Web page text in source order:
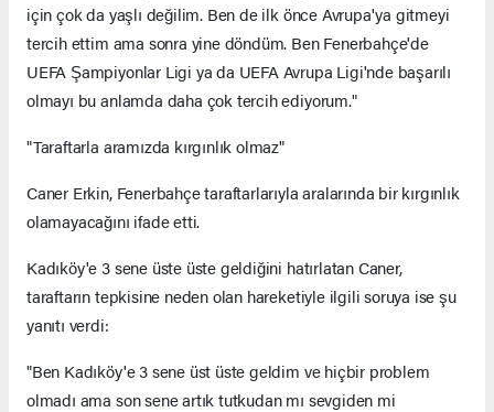
için çok da yaşlı değilim. Ben de ilk önce Avrupa'ya gitmeyi
tercih ettim ama sonra yine döndüm. Ben Fenerbahçe'de
UEFA Şampiyonlar Ligi ya da UEFA Avrupa Ligi'nde başarılı
olmayı bu anlamda daha çok tercih ediyorum."
"Taraftarla aramızda kırgınlık olmaz"
Caner Erkin, Fenerbahçe taraftarlarıyla aralarında bir kırgınlık
olamayacağını ifade etti.
Kadıköy'e 3 sene üste üste geldiğini hatırlatan Caner,
taraftarın tepkisine neden olan hareketiyle ilgili soruya ise şu
yanıtı verdi:
"Ben Kadıköy'e 3 sene üst üste geldim ve hiçbir problem
olmadı ama son sene artık tutkudan mı sevgiden mi